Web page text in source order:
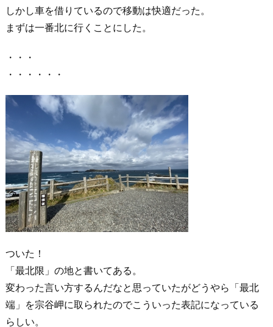
しかし車を借りているので移動は快適だった。
まずは一番北に行くことにした。
・・・
・・・・・・
ついた！
「最北限」の地と書いてある。
変わった言い方するんだなと思っていたがどうやら「最北
端」を宗谷岬に取られたのでこういった表記になっている
らしい。